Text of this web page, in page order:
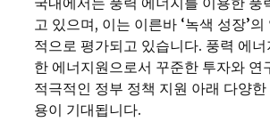
고 있으며, 이는 이른바 ‘녹색 성장’
적으로 평가되고 있습니다. 풍력 에
한 에너지원으로서 꾸준한 투자와 연
적극적인 정부 정책 지원 아래 다양
용이 기대됩니다.